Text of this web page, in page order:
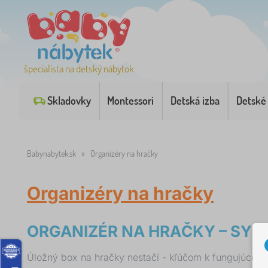
špecialista na detský nábytok
Skladovky Montessori Detská izba
Babynabytek.sk » Organizéry na hračky
Organizéry na hračky
ORGANIZÉR NA HRAČKY –
Úložný box na hračky nestačí - kľúčom k